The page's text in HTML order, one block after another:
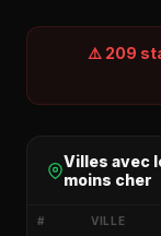
⚠️ 209
Villes avec
moins cher
# VILLE